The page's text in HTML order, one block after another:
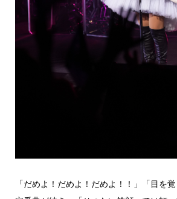
「だめよ！だめよ！だめよ！！」「目を